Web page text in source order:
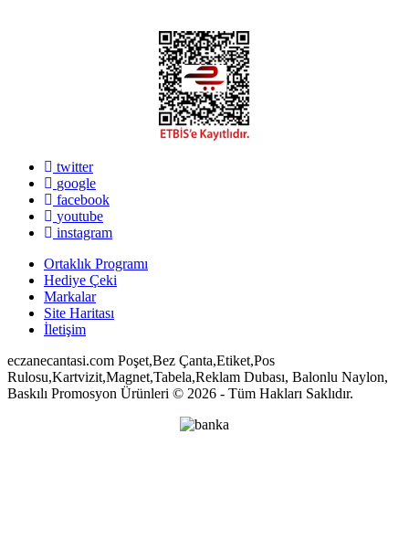
twitter
google
facebook
youtube
instagram
Ortaklık Programı
Hediye Çeki
Markalar
Site Haritası
İletişim
eczanecantasi.com Poşet,Bez Çanta,Etiket,Pos
Rulosu,Kartvizit,Magnet,Tabela,Reklam Dubası, Balonlu Naylon,
Baskılı Promosyon Ürünleri © 2026 - Tüm Hakları Saklıdır.